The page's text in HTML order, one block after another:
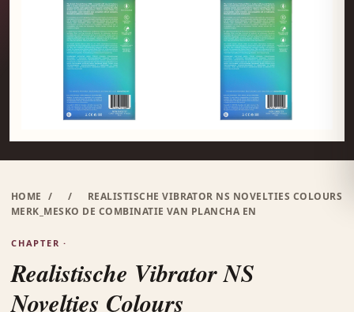
HOME / /
REALISTISCHE VIBRATOR NS NOVELTIES COLOURS
MERK_MESKO DE COMBINATIE VAN PLANCHA EN
CHAPTER ·
Realistische Vibrator NS
Novelties Colours